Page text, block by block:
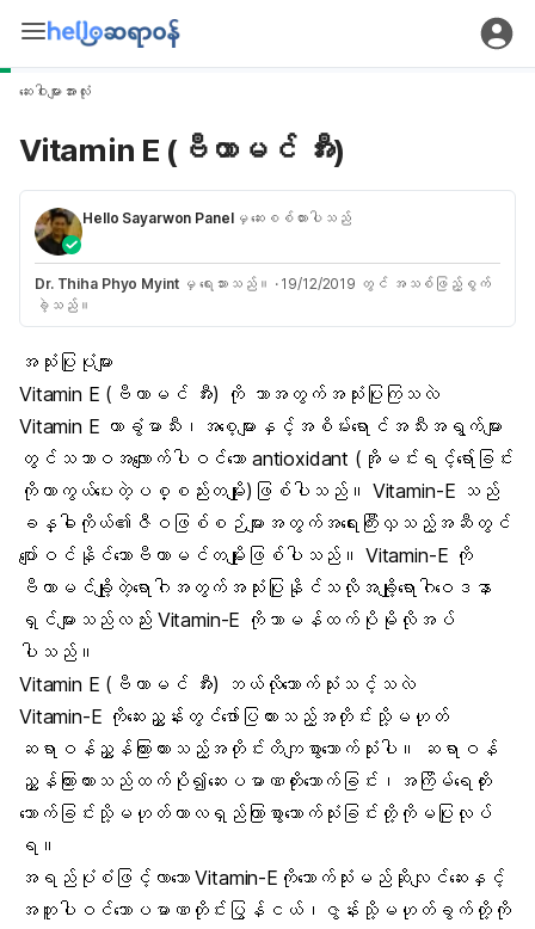
ဆေးဝါးများအားလုံး
Vitamin E (ဗီတာမင် အီး)
Hello Sayarwon Panelမှ ဆေးစစ်ထားပါသည်
Dr. Thiha Phyo Myintမှ ရေးသားသည်။ · 19/12/2019 တွင် အသစ်ဖြည့်စွက်
ခဲ့သည်။
အသုံးပြုပုံများ
Vitamin E (ဗီတာမင် အီး) ကို ဘာအတွက်အသုံးပြုကြသလဲ
Vitamin E ဟာခွံမာသီး၊အစေ့များနှင့်အစိမ်းရောင်အသီးအရွက်များ
တွင်သဘာဝအလျောက်ပါဝင်သော antioxidant (အိုမင်းရင့်ရော်ခြင်း
ကိုကာကွယ်ပေးတဲ့ပစ္စည်းတမျိုး)ဖြစ်ပါသည်။ Vitamin-E သည်
ခန္ဓါကိုယ်၏ဇီဝဖြစ်စဉ်များအတွက်အရေးကြီးလှသည့်အဆီတွင်
ပျော်ဝင်နိုင်သောဗီတာမင်တမျိုးဖြစ်ပါသည်။ Vitamin-E ကို
ဗီတာမင်ချို့တဲ့ရောဂါအတွက်အသုံးပြုနိုင်သလိုအချို့ရောဂါဝေဒနာ
ရှင်များသည်လည်း Vitamin-E ကိုသာမန်ထက်ပိုမိုလိုအပ်
ပါသည်။
Vitamin E (ဗီတာမင် အီး) ဘယ်လိုသောက်သုံးသင့်သလဲ
Vitamin-E ကိုဆေးညွှန်းတွင်ဖော်ပြထားသည့်အတိုင်းသို့မဟုတ်
ဆရာဝန်ညွှန်ကြားထားသည့်အတိုင်းတိကျစွာသောက်သုံးပါ။ ဆရာဝန်
ညွှန်ကြားထားသည်ထက်ပို၍ဆေးပမာဏတိုးသောက်ခြင်း၊အကြိမ်ရေတိုး
သောက်ခြင်းသို့မဟုတ်ကာလရှည်ကြာစွာသောက်သုံးခြင်းတို့ကိုမပြုလုပ်
ရ။
အရည်ပုံစံဖြင့်လာသော Vitamin-Eကိုသောက်သုံးမည်ဆိုလျင်ဆေးနှင့်
အတူပါဝင်သောပမာဏတိုင်းပြွန်ငယ်၊ဇွန်းသို့မဟုတ်ခွက်တို့ကို